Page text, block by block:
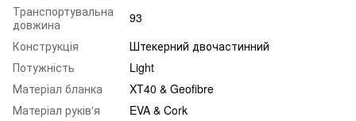
Транспортувальна
довжина
93
Конструкція
Штекерний двочастинний
Потужність
Light
Матеріал бланка
XT40 & Geofibre
Матеріал руків'я
EVA & Cork